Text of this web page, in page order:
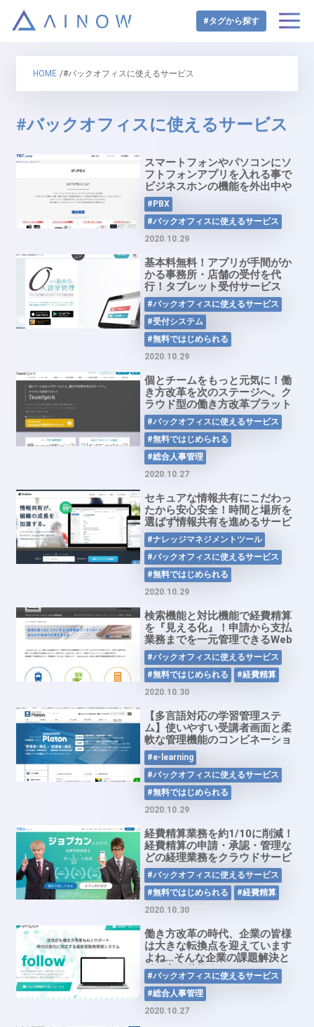
#タグから探す
HOME /#バックオフィスに使えるサービス
#バックオフィスに使えるサービス
スマートフォンやパソコンにソ
フトフォンアプリを入れる事で
ビジネスホンの機能を外出中や
出張中でもオフィス内にいるよ
うにスマートフォンで電話を受
ける、かけることができるよう
にする「MOT/PBX」
#PBX
#バックオフィスに使えるサービス
2020.10.29
基本料無料！アプリが手間がか
かる事務所・店舗の受付を代
行！タブレット受付サービス
「ReClip」
#バックオフィスに使えるサービス
#受付システム
#無料ではじめられる
2020.10.29
個とチームをもっと元気に！働
き方改革を次のステージへ。ク
ラウド型の働き方改革プラット
フォーム「TeamSpirit」
#バックオフィスに使えるサービス
#無料ではじめられる
#総合人事管理
2020.10.27
セキュアな情報共有にこだわっ
たから安心安全！時間と場所を
選ばず情報共有を進めるサービ
ス「DocBase」
#ナレッジマネジメントツール
#バックオフィスに使えるサービス
#無料ではじめられる
2020.10.29
検索機能と対比機能で経費精算
を『見える化』！申請から支払
業務までを一元管理できるWeb
経費精算システム
「MajorFlowKeihi」
#バックオフィスに使えるサービス
#無料ではじめられる
#経費精算
2020.10.30
【多言語対応の学習管理ステ
ム】使いやすい受講者画面と柔
軟な管理機能のコンビネーショ
ンでeラーニングを運営・管理
する学習管理システムを低価格
で実現「Platon」
#e-learning
#バックオフィスに使えるサービス
#無料ではじめられる
2020.10.29
経費精算業務を約1/10に削減！
経費精算の申請・承認・管理な
どの経理業務をクラウドサービ
ス「ジョブカン経費精算」
#バックオフィスに使えるサービス
#無料ではじめられる
#経費精算
2020.10.30
働き方改革の時代、企業の皆様
は大きな転換点を迎えています
よね…そんな企業の課題解決と
働き方改革推進をサポートしま
す！時代の変化に対応する最新
型勤務管理システム「follow」
#バックオフィスに使えるサービス
#総合人事管理
2020.10.27